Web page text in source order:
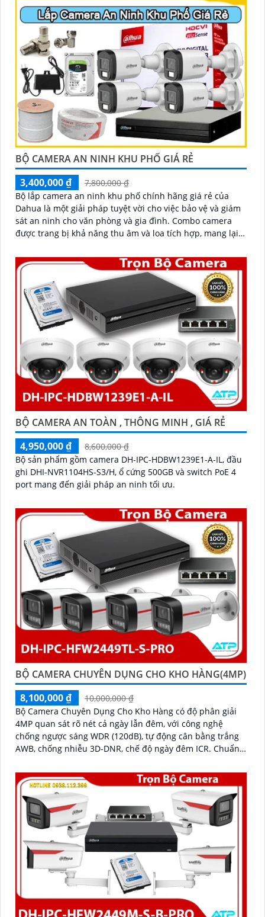
BỘ CAMERA AN NINH KHU PHỐ GIÁ RẺ
3,400,000 ₫
7,800,000 ₫
Bộ lắp camera an ninh khu phố chính hãng giá rẻ của
Dahua là một giải pháp tuyệt vời cho việc bảo vệ và giám
sát an ninh cho văn phòng và gia đình. Combo camera
được trang bị khả năng thu âm và loa tích hợp, mang lại
tương tác
BỘ CAMERA AN TOÀN , THÔNG MINH , GIÁ RẺ
4,950,000 ₫
8,600,000 ₫
Bộ sản phẩm gồm camera DH-IPC-HDBW1239E1-A-IL, đầu
ghi DHI-NVR1104HS-S3/H, ổ cứng 500GB và switch PoE 4
port mang đến giải pháp an ninh tối ưu.
BỘ CAMERA CHUYÊN DỤNG CHO KHO HÀNG(4MP)
8,100,000 ₫
10,000,000 ₫
Bộ Camera Chuyên Dụng Cho Kho Hàng có độ phân giải
4MP quan sát rõ nét cả ngày lẫn đêm, với công nghệ
chống ngược sáng WDR (120dB), tự động cân bằng trắng
AWB, chống nhiễu 3D-DNR, chế độ ngày đêm ICR. Chuẩn
trường khắc nghiệt